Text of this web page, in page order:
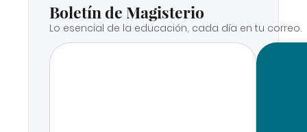
Boletín de Magisterio
Lo esencial de la educación, cada día en tu correo.